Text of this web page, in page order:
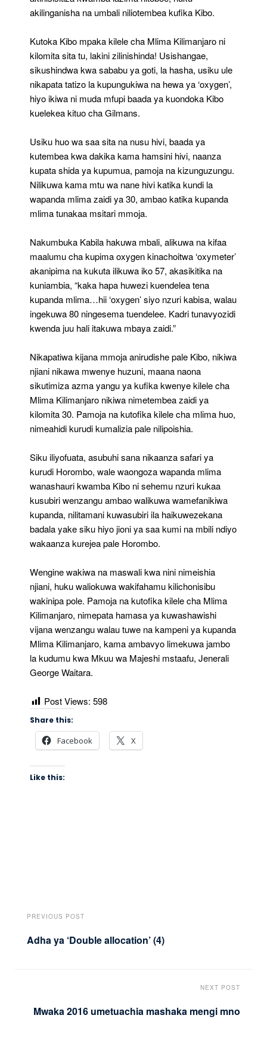
akilinganisha na umbali niliotembea kufika Kibo.
Kutoka Kibo mpaka kilele cha Mlima Kilimanjaro ni
kilomita sita tu, lakini zilinishinda! Usishangae,
sikushindwa kwa sababu ya goti, la hasha, usiku ule
nikapata tatizo la kupungukiwa na hewa ya ‘oxygen’,
hiyo ikiwa ni muda mfupi baada ya kuondoka Kibo
kuelekea kituo cha Gilmans.
Usiku huo wa saa sita na nusu hivi, baada ya
kutembea kwa dakika kama hamsini hivi, naanza
kupata shida ya kupumua, pamoja na kizunguzungu.
Nilikuwa kama mtu wa nane hivi katika kundi la
wapanda mlima zaidi ya 30, ambao katika kupanda
mlima tunakaa msitari mmoja.
Nakumbuka Kabila hakuwa mbali, alikuwa na kifaa
maalumu cha kupima oxygen kinachoitwa ‘oxymeter’
akanipima na kukuta ilikuwa iko 57, akasikitika na
kuniambia, “kaka hapa huwezi kuendelea tena
kupanda mlima…hii ‘oxygen’ siyo nzuri kabisa, walau
ingekuwa 80 ningesema tuendelee. Kadri tunavyozidi
kwenda juu hali itakuwa mbaya zaidi.”
Nikapatiwa kijana mmoja anirudishe pale Kibo, nikiwa
njiani nikawa mwenye huzuni, maana naona
sikutimiza azma yangu ya kufika kwenye kilele cha
Mlima Kilimanjaro nikiwa nimetembea zaidi ya
kilomita 30. Pamoja na kutofika kilele cha mlima huo,
nimeahidi kurudi kumalizia pale nilipoishia.
Siku iliyofuata, asubuhi sana nikaanza safari ya
kurudi Horombo, wale waongoza wapanda mlima
wanashauri kwamba Kibo ni sehemu nzuri kukaa
kusubiri wenzangu ambao walikuwa wamefanikiwa
kupanda, nilitamani kuwasubiri ila haikuwezekana
badala yake siku hiyo jioni ya saa kumi na mbili ndiyo
wakaanza kurejea pale Horombo.
Wengine wakiwa na maswali kwa nini nimeishia
njiani, huku waliokuwa wakifahamu kilichonisibu
wakinipa pole. Pamoja na kutofika kilele cha Mlima
Kilimanjaro, nimepata hamasa ya kuwashawishi
vijana wenzangu walau tuwe na kampeni ya kupanda
Mlima Kilimanjaro, kama ambavyo limekuwa jambo
la kudumu kwa Mkuu wa Majeshi mstaafu, Jenerali
George Waitara.
Post Views: 598
Share this:
Facebook X
Like this:
PREVIOUS POST
Adha ya ‘Double allocation’ (4)
NEXT POST
Mwaka 2016 umetuachia mashaka mengi mno